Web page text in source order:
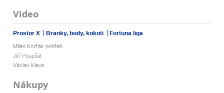
Video
Prostor X Branky, body, kokoti Fortuna liga
Milan Knížák pohřeb
Jiří Pospíšil
Václav Klaus
Nákupy